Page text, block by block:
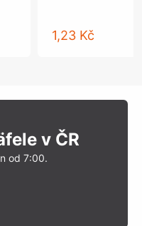
1,23 Kč
v ČR
od 7:00.